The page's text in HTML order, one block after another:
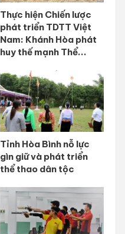
Thực hiện Chiến lược
phát triển TDTT Việt
Nam: Khánh Hòa phát
huy thế mạnh Thể...
Tỉnh Hòa Bình nỗ lực
gìn giữ và phát triển
thể thao dân tộc